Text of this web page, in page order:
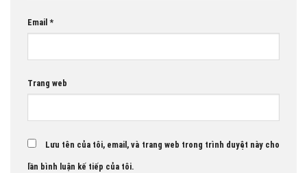
Email *
Trang web
Lưu tên của tôi, email, và trang web trong trình duyệt này cho
lần bình luận kế tiếp của tôi.